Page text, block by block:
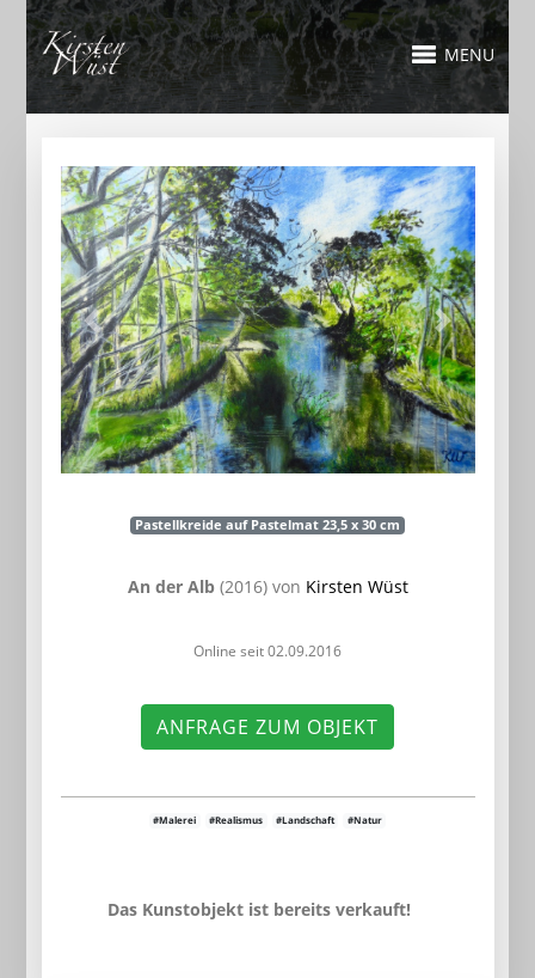
MENU
Pastellkreide auf Pastelmat 23,5 x 30 cm
An der Alb(2016) von Kirsten Wüst
Online seit 02.09.2016
ANFRAGE ZUM OBJEKT
#Malerei #Realismus #Landschaft #Natur
Das Kunstobjekt ist bereits verkauft!